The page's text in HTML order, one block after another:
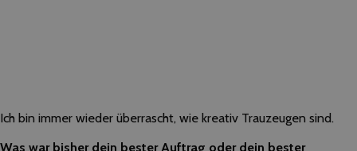
Ich bin immer wieder überrascht, wie kreativ Trauzeugen sind.
Was war bisher dein bester Auftrag oder dein bester